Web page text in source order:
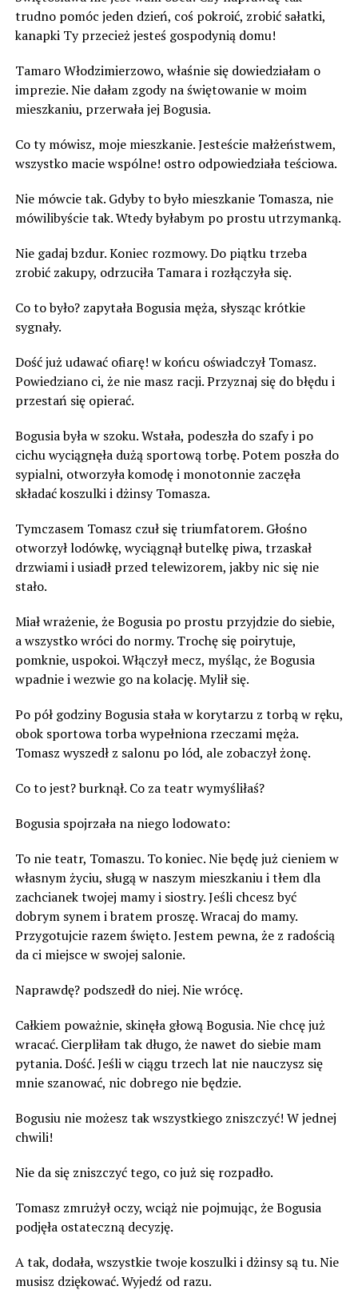
trudno pomóc jeden dzień, coś pokroić, zrobić sałatki,
kanapki Ty przecież jesteś gospodynią domu!
Tamaro Włodzimierzowo, właśnie się dowiedziałam o
imprezie. Nie dałam zgody na świętowanie w moim
mieszkaniu, przerwała jej Bogusia.
Co ty mówisz, moje mieszkanie. Jesteście małżeństwem,
wszystko macie wspólne! ostro odpowiedziała teściowa.
Nie mówcie tak. Gdyby to było mieszkanie Tomasza, nie
mówilibyście tak. Wtedy byłabym po prostu utrzymanką.
Nie gadaj bzdur. Koniec rozmowy. Do piątku trzeba
zrobić zakupy, odrzuciła Tamara i rozłączyła się.
Co to było? zapytała Bogusia męża, słysząc krótkie
sygnały.
Dość już udawać ofiarę! w końcu oświadczył Tomasz.
Powiedziano ci, że nie masz racji. Przyznaj się do błędu i
przestań się opierać.
Bogusia była w szoku. Wstała, podeszła do szafy i po
cichu wyciągnęła dużą sportową torbę. Potem poszła do
sypialni, otworzyła komodę i monotonnie zaczęła
składać koszulki i dżinsy Tomasza.
Tymczasem Tomasz czuł się triumfatorem. Głośno
otworzył lodówkę, wyciągnął butelkę piwa, trzaskał
drzwiami i usiadł przed telewizorem, jakby nic się nie
stało.
Miał wrażenie, że Bogusia po prostu przyjdzie do siebie,
a wszystko wróci do normy. Trochę się poirytuje,
pomknie, uspokoi. Włączył mecz, myśląc, że Bogusia
wpadnie i wezwie go na kolację. Mylił się.
Po pół godziny Bogusia stała w korytarzu z torbą w ręku,
obok sportowa torba wypełniona rzeczami męża.
Tomasz wyszedł z salonu po lód, ale zobaczył żonę.
Co to jest? burknął. Co za teatr wymyśliłaś?
Bogusia spojrzała na niego lodowato:
To nie teatr, Tomaszu. To koniec. Nie będę już cieniem w
własnym życiu, sługą w naszym mieszkaniu i tłem dla
zachcianek twojej mamy i siostry. Jeśli chcesz być
dobrym synem i bratem proszę. Wracaj do mamy.
Przygotujcie razem święto. Jestem pewna, że z radością
da ci miejsce w swojej salonie.
Naprawdę? podszedł do niej. Nie wrócę.
Całkiem poważnie, skinęła głową Bogusia. Nie chcę już
wracać. Cierpliłam tak długo, że nawet do siebie mam
pytania. Dość. Jeśli w ciągu trzech lat nie nauczysz się
mnie szanować, nic dobrego nie będzie.
Bogusiu nie możesz tak wszystkiego zniszczyć! W jednej
chwili!
Nie da się zniszczyć tego, co już się rozpadło.
Tomasz zmrużył oczy, wciąż nie pojmując, że Bogusia
podjęła ostateczną decyzję.
A tak, dodała, wszystkie twoje koszulki i dżinsy są tu. Nie
musisz dziękować. Wyjedź od razu.